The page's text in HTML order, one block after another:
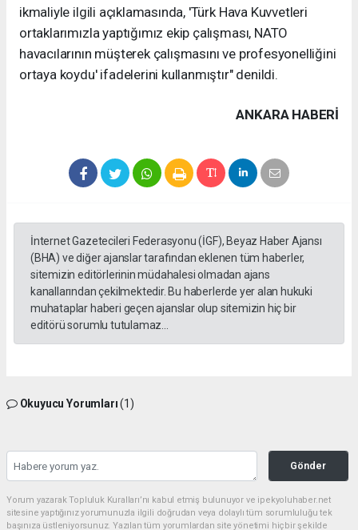
ikmaliyle ilgili açıklamasında, 'Türk Hava Kuvvetleri
ortaklarımızla yaptığımız ekip çalışması, NATO
havacılarının müşterek çalışmasını ve profesyonelliğini
ortaya koydu' ifadelerini kullanmıştır" denildi.
ANKARA HABERİ
İnternet Gazetecileri Federasyonu (İGF), Beyaz Haber Ajansı
(BHA) ve diğer ajanslar tarafından eklenen tüm haberler,
sitemizin editörlerinin müdahalesi olmadan ajans
kanallarından çekilmektedir. Bu haberlerde yer alan hukuki
muhataplar haberi geçen ajanslar olup sitemizin hiç bir
editörü sorumlu tutulamaz...
Okuyucu Yorumları(1)
Gönder
Yorum yazarak Topluluk Kuralları’nı kabul etmiş bulunuyor ve ipekyoluhaber.net
sitesine yaptığınız yorumunuzla ilgili doğrudan veya dolaylı tüm sorumluluğu tek
başınıza üstleniyorsunuz. Yazılan tüm yorumlardan site yönetimi hiçbir şekilde